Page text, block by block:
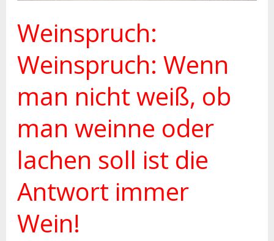
Weinspruch:
Weinspruch: Wenn
man nicht weiß, ob
man weinne oder
lachen soll ist die
Antwort immer
Wein!
soll
die
Antwort
Wein!